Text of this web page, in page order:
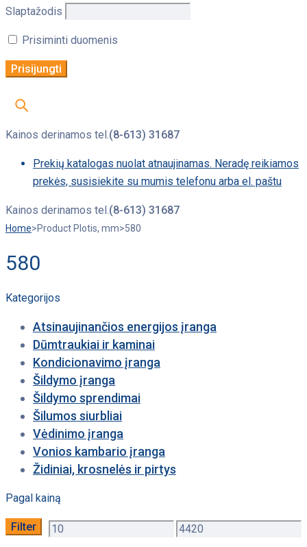
Slaptažodis
Prisiminti duomenis
Kainos derinamos tel.(8-613) 31687
Prekių katalogas nuolat atnaujinamas. Neradę reikiamos
prekės, susisiekite su mumis telefonu arba el. paštu
Kainos derinamos tel.(8-613) 31687
Home>Product Plotis, mm>580
580
Kategorijos
Atsinaujinančios energijos įranga
Dūmtraukiai ir kaminai
Kondicionavimo įranga
Šildymo įranga
Šildymo sprendimai
Šilumos siurbliai
Vėdinimo įranga
Vonios kambario įranga
Židiniai, krosnelės ir pirtys
Pagal kainą
Min
Max
Filter